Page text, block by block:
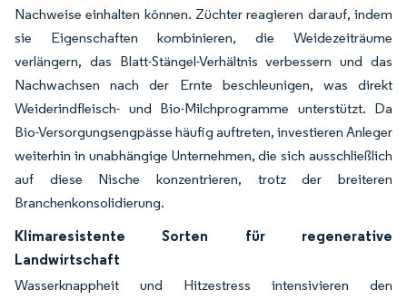
Nachweise einhalten können. Züchter reagieren darauf, indem
sie Eigenschaften kombinieren, die Weidezeiträume
verlängern, das Blatt-Stängel-Verhältnis verbessern und das
Nachwachsen nach der Ernte beschleunigen, was direkt
Weiderindfleisch- und Bio-Milchprogramme unterstützt. Da
Bio-Versorgungsengpässe häufig auftreten, investieren Anleger
weiterhin in unabhängige Unternehmen, die sich ausschließlich
auf diese Nische konzentrieren, trotz der breiteren
Branchenkonsolidierung.
Klimaresistente Sorten für regenerative
Landwirtschaft
Wasserknappheit und Hitzestress intensivieren den